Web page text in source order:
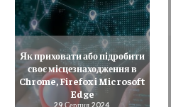
Як приховати або підробити
своє місцезнаходження в
Chrome, Firefox і Microsoft
Edge
29 Серпня 2024